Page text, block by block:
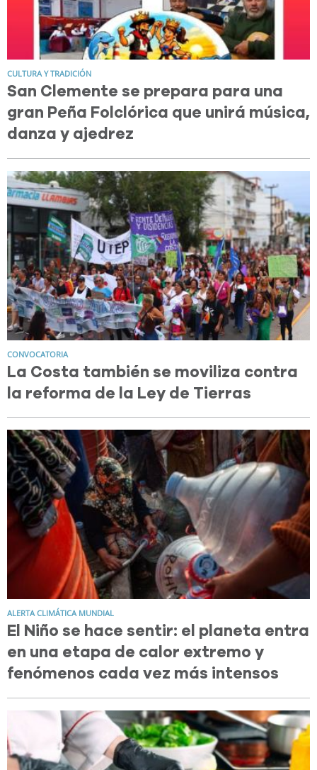
CULTURA Y TRADICIÓN
San Clemente se prepara para una
gran Peña Folclórica que unirá música,
danza y ajedrez
CONVOCATORIA
La Costa también se moviliza contra
la reforma de la Ley de Tierras
ALERTA CLIMÁTICA MUNDIAL
El Niño se hace sentir: el planeta entra
en una etapa de calor extremo y
fenómenos cada vez más intensos